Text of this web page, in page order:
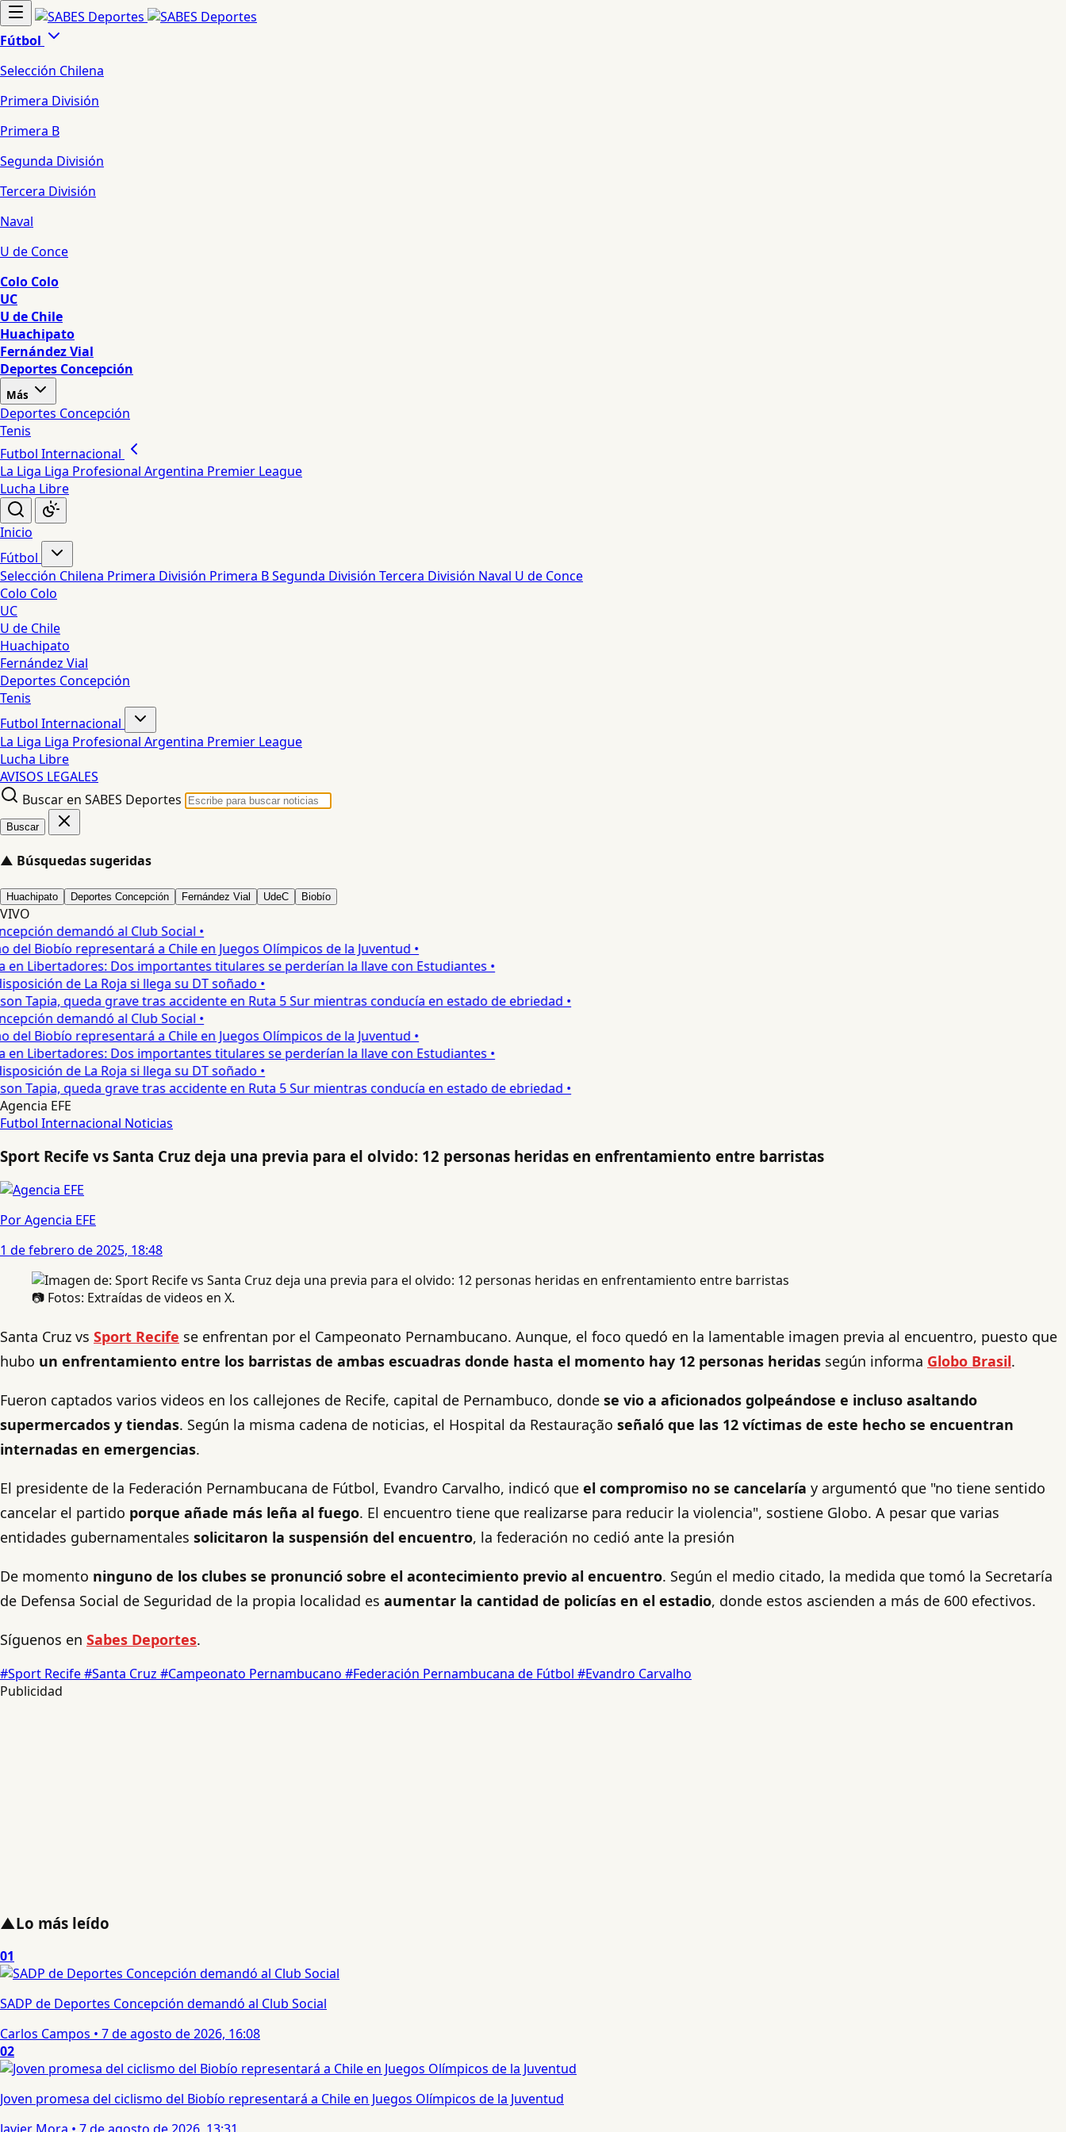
Fútbol
Selección Chilena
Primera División
Primera B
Segunda División
Tercera División
Naval
U de Conce
Colo Colo
UC
U de Chile
Huachipato
Fernández Vial
Deportes Concepción
Más
Deportes Concepción
Tenis
Futbol Internacional
La Liga Liga Profesional Argentina Premier League
Lucha Libre
Inicio
Fútbol
Selección Chilena Primera División Primera BSegunda División Tercera División Naval U de Conce
Colo Colo
UC
U de Chile
Huachipato
Fernández Vial
Deportes Concepción
Tenis
Futbol Internacional
La Liga Liga Profesional Argentina Premier League
Lucha Libre
AVISOS LEGALES
Buscar en SABES Deportes
Buscar
▲ Búsquedas sugeridas
Huachipato Deportes Concepción Fernández Vial UdeC Biobío
VIVO
demandó al Club Social •
Biobío representará a Chile en Juegos Olímpicos de la Juventud •
Libertadores: Dos importantes titulares se perderían la llave con Estudiantes •
de La Roja si llega su DT soñado •
Tapia, queda grave tras accidente en Ruta 5 Sur mientras conducía en estado de ebriedad •
demandó al Club Social •
Biobío representará a Chile en Juegos Olímpicos de la Juventud •
Libertadores: Dos importantes titulares se perderían la llave con Estudiantes •
de La Roja si llega su DT soñado •
Tapia, queda grave tras accidente en Ruta 5 Sur mientras conducía en estado de ebriedad •
Agencia EFE
Futbol Internacional Noticias
Sport Recife vs Santa Cruz deja una previa para el olvido: 12 personas heridas en enfrentamiento entre barristas
Por Agencia EFE
1 de febrero de 2025, 18:48
📷 Fotos: Extraídas de videos en X.
Santa Cruz vs Sport Recife se enfrentan por el Campeonato Pernambucano. Aunque, el foco quedó en la lamentable imagen previa al encuentro, puesto que
hubo un enfrentamiento entre los barristas de ambas escuadras donde hasta el momento hay 12 personas heridas según informa Globo Brasil.
Fueron captados varios videos en los callejones de Recife, capital de Pernambuco, donde se vio a aficionados golpeándose e incluso asaltando
supermercados y tiendas. Según la misma cadena de noticias, el Hospital da Restauração señaló que las 12 víctimas de este hecho se encuentran
internadas en emergencias.
El presidente de la Federación Pernambucana de Fútbol, Evandro Carvalho, indicó que el compromiso no se cancelaría y argumentó que "no tiene sentido
cancelar el partido porque añade más leña al fuego. El encuentro tiene que realizarse para reducir la violencia", sostiene Globo. A pesar que varias
entidades gubernamentales solicitaron la suspensión del encuentro, la federación no cedió ante la presión
De momento ninguno de los clubes se pronunció sobre el acontecimiento previo al encuentro. Según el medio citado, la medida que tomó la Secretaría
de Defensa Social de Seguridad de la propia localidad es aumentar la cantidad de policías en el estadio, donde estos ascienden a más de 600 efectivos.
Síguenos en Sabes Deportes.
#Sport Recife#Santa Cruz #Campeonato Pernambucano #Federación Pernambucana de Fútbol #Evandro Carvalho
Publicidad
▲Lo más leído
01
SADP de Deportes Concepción demandó al Club Social
Carlos Campos • 7 de agosto de 2026, 16:08
02
Joven promesa del ciclismo del Biobío representará a Chile en Juegos Olímpicos de la Juventud